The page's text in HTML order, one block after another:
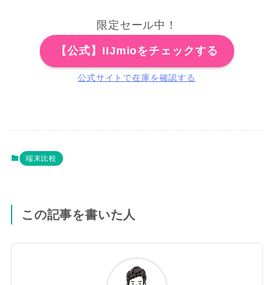
限定セール中！
【公式】IIJmioをチェックする
公式サイトで在庫を確認する
端末比較
この記事を書いた人